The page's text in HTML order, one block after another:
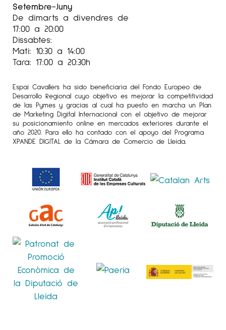
Setembre-Juny
De dimarts a divendres de
17:00 a 20:00
Dissabtes:
Mati: 10:30 a 14:00
Tara: 17:00 a 20:30h
Espai Cavallers ha sido beneficiaria del Fondo Europeo de
Desarrollo Regional cuyo objetivo es mejorar la competitividad
de las Pymes y gracias al cual ha puesto en marcha un Plan
de Marketing Digital Internacional con el objetivo de mejorar
su posicionamiento online en mercados exteriores durante el
año 2020. Para ello ha contado con el apoyo del Programa
XPANDE DIGITAL de la Cámara de Comercio de Lleida.